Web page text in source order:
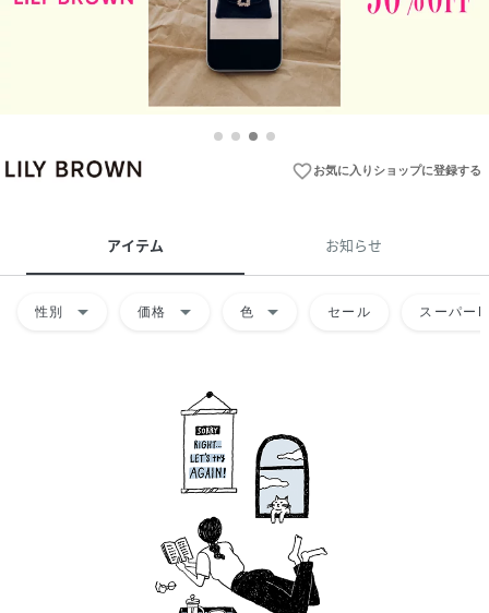
favorite_borderお気に入りショップに登録する
アイテム お知らせ
性別 arrow_drop_down 価格 arrow_drop_down 色 arrow_drop_down セール スーパー